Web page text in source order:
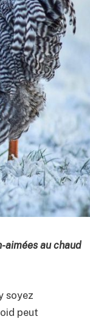
aimées au chaud
soyez
peut